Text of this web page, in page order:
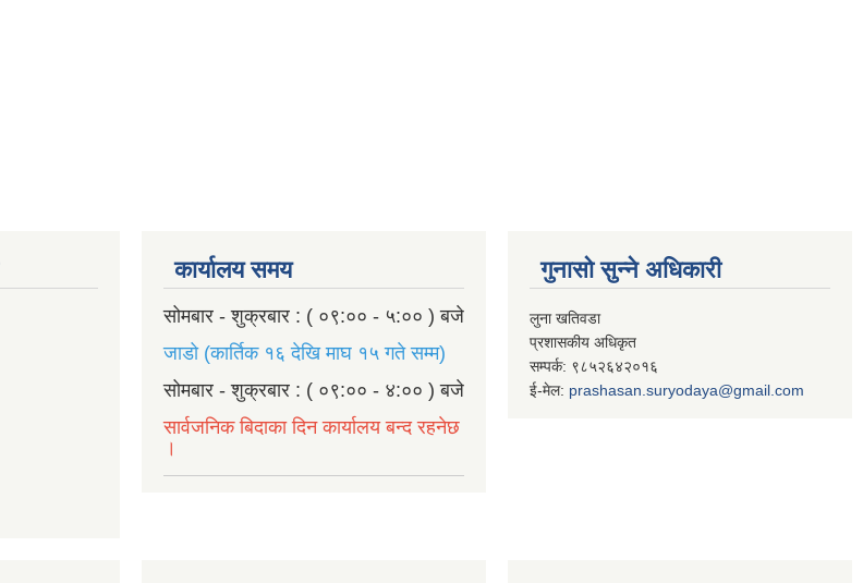
कार्यालय समय
सोमबार - शुक्रबार : ( ०९:०० - ५:०० ) बजे
जाडो (कार्तिक १६ देखि माघ १५ गते सम्म)
सोमबार - शुक्रबार : ( ०९:०० - ४:०० ) बजे
सार्वजनिक बिदाका दिन कार्यालय बन्द रहनेछ
।
गुनासो सुन्ने अधिकारी
लुना खतिवडा
प्रशासकीय अधिकृत
सम्पर्क: ९८५२६४२०१६
ई-मेल: prashasan.suryodaya@gmail.com